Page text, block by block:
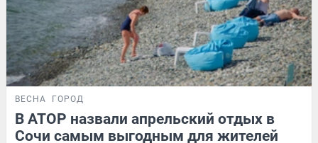
ВЕСНА ГОРОД
В АТОР назвали апрельский отдых в
Сочи самым выгодным для жителей